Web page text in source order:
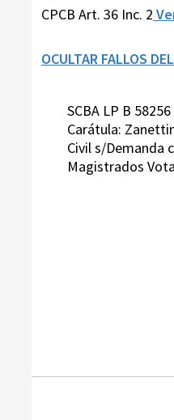
CPCB Art. 36 Inc. 2
OCULTAR FALLOS
SCBA LP B
Carátula:
Civil s/Demanda
Magistrados